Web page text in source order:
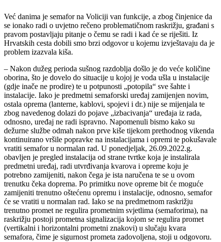
Već danima je semafor na Voliciji van funkcije, a zbog činjenice da
se ionako radi o uvjetno rečeno problematičnom raskrižju, građani s
pravom postavljaju pitanje o čemu se radi i kad će se riješiti. Iz
Hrvatskih cesta dobili smo brzi odgovor u kojemu izvještavaju da je
problem izazvala kiša.
– Nakon dužeg perioda sušnog razdoblja došlo je do veće količine
oborina, što je dovelo do situacije u kojoj je voda ušla u instalacije
(gdje inače ne prodire) te u potpunosti „potopila“ sve šahte i
instalacije. Iako je predmetni semaforski uređaj zamijenjen novim,
ostala oprema (lanterne, kablovi, spojevi i dr.) nije se mijenjala te
zbog navedenog dolazi do pojave „izbacivanja“ uređaja iz rada,
odnosno, uređaj ne radi ispravno. Napomenuli bismo kako su
dežurne službe odmah nakon prve kiše tijekom prethodnog vikenda
kontinuirano vršile popravke na instalacijama i opremi te pokušavale
vratiti semafor u normalan rad. U ponedjeljak, 26.09.2022.g.
obavljen je pregled instalacija od strane tvrtke koja je instalirala
predmetni uređaj, radi utvrđivanja kvarova i opreme koju je
potrebno zamijeniti, nakon čega je ista naručena te se u ovom
trenutku čeka doprema. Po primitku nove opreme bit će moguće
zamijeniti trenutno oštećenu opremu i instalacije, odnosno, semafor
će se vratiti u normalan rad. Iako se na predmetnom raskrižju
trenutno promet ne regulira prometnim svjetlima (semaforima), na
raskrižju postoji prometna signalizacija kojom se regulira promet
(vertikalni i horizontalni prometni znakovi) u slučaju kvara
semafora, čime je sigurnost prometa zadovoljena, stoji u odgovoru.